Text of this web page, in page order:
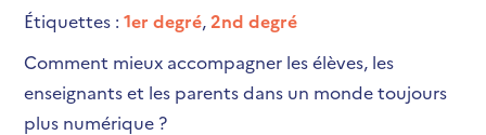
Étiquettes : 1er degré,2nd degré
Comment mieux accompagner les élèves, les
enseignants et les parents dans un monde toujours
plus numérique ?